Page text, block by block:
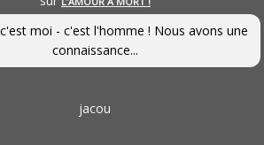
moi - c'est l'homme ! Nous avons une
connaissance...
jacou